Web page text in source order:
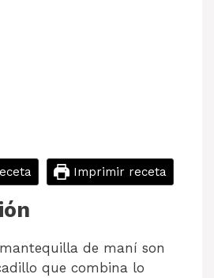
Imprimir receta
de maní son
que combina lo